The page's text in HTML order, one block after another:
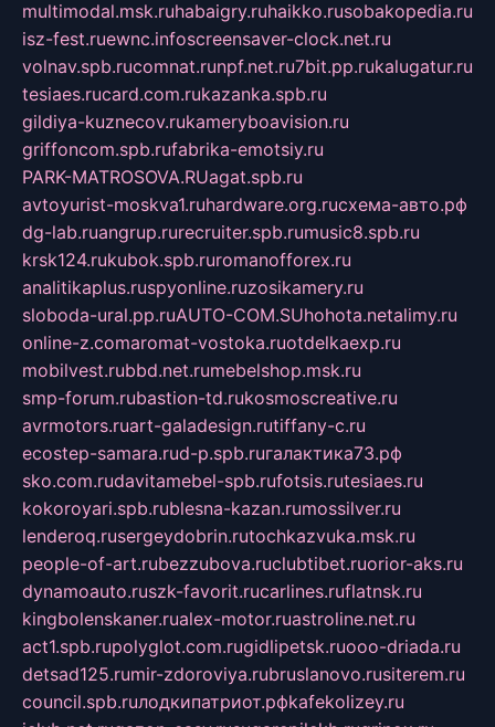
multimodal.msk.ruhabaigry.ruhaikko.rusobakopedia.ru
isz-fest.ruewnc.infoscreensaver-clock.net.ru
volnav.spb.rucomnat.runpf.net.ru7bit.pp.rukalugatur.ru
tesiaes.rucard.com.rukazanka.spb.ru
gildiya-kuznecov.rukameryboavision.ru
griffoncom.spb.rufabrika-emotsiy.ru
PARK-MATROSOVA.RUagat.spb.ru
avtoyurist-moskva1.ruhardware.org.ruсхема-авто.рф
dg-lab.ruangrup.rurecruiter.spb.rumusic8.spb.ru
krsk124.rukubok.spb.ruromanofforex.ru
analitikaplus.ruspyonline.ruzosikamery.ru
sloboda-ural.pp.ruAUTO-COM.SUhohota.netalimy.ru
online-z.comaromat-vostoka.ruotdelkaexp.ru
mobilvest.rubbd.net.rumebelshop.msk.ru
smp-forum.rubastion-td.rukosmoscreative.ru
avrmotors.ruart-galadesign.rutiffany-c.ru
ecostep-samara.rud-p.spb.ruгалактика73.рф
sko.com.rudavitamebel-spb.rufotsis.rutesiaes.ru
kokoroyari.spb.rublesna-kazan.rumossilver.ru
lenderoq.rusergeydobrin.rutochkazvuka.msk.ru
people-of-art.rubezzubova.ruclubtibet.ruorior-aks.ru
dynamoauto.ruszk-favorit.rucarlines.ruflatnsk.ru
kingbolenskaner.rualex-motor.ruastroline.net.ru
act1.spb.rupolyglot.com.rugidlipetsk.ruooo-driada.ru
detsad125.rumir-zdoroviya.rubruslanovo.rusiterem.ru
council.spb.ruлодкипатриот.рфkafekolizey.ru